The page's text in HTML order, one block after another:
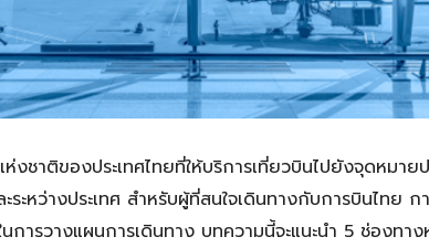
งชาติของประเทศไทยที่ให้บริการเที่ยวบินไปยังจุดหมาย
ะระหว่างประเทศ สำหรับผู้ที่สนใจเดินทางกับการบินไทย
ารวางแผนการเดินทาง บทความนี้จะแนะนำ 5 ช่องทา